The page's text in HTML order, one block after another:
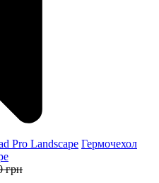
Гермочехол
грн